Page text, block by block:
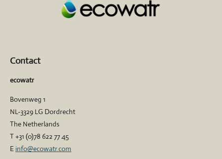
Contact
ecowatr
Bovenweg 1
NL-3329 LG Dordrecht
The Netherlands
T +31 (0)78 622 77 45
E info@ecowatr.com